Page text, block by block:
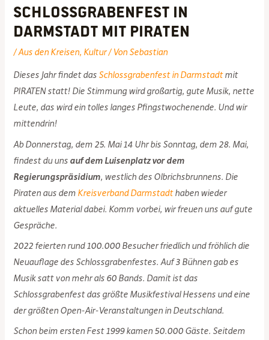
Schlossgrabenfest in
Darmstadt mit PIRATEN
/Aus den Kreisen, Kultur/ Von Sebastian
Dieses Jahr findet das Schlossgrabenfest in Darmstadtmit
PIRATEN statt! Die Stimmung wird großartig, gute Musik, nette
Leute, das wird ein tolles langes Pfingstwochenende. Und wir
mittendrin!
Ab Donnerstag, dem 25. Mai 14 Uhr bis Sonntag, dem 28. Mai,
findest du uns auf dem Luisenplatz vor dem
Regierungspräsidium, westlich des Olbrichsbrunnens. Die
Piraten aus dem Kreisverband Darmstadthaben wieder
aktuelles Material dabei. Komm vorbei, wir freuen uns auf gute
Gespräche.
2022 feierten rund 100.000 Besucher friedlich und fröhlich die
Neuauflage des Schlossgrabenfestes. Auf 3 Bühnen gab es
Musik satt von mehr als 60 Bands. Damit ist das
Schlossgrabenfest das größte Musikfestival Hessens und eine
der größten Open-Air-Veranstaltungen in Deutschland.
Schon beim ersten Fest 1999 kamen 50.000 Gäste. Seitdem